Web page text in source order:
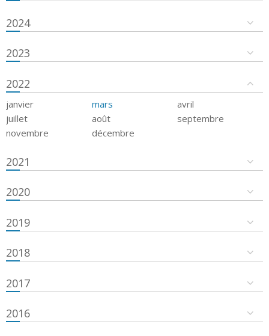
2024
2023
2022
janvier mars
avril
juillet
août
septembre
novembre
décembre
2021
2020
2019
2018
2017
2016